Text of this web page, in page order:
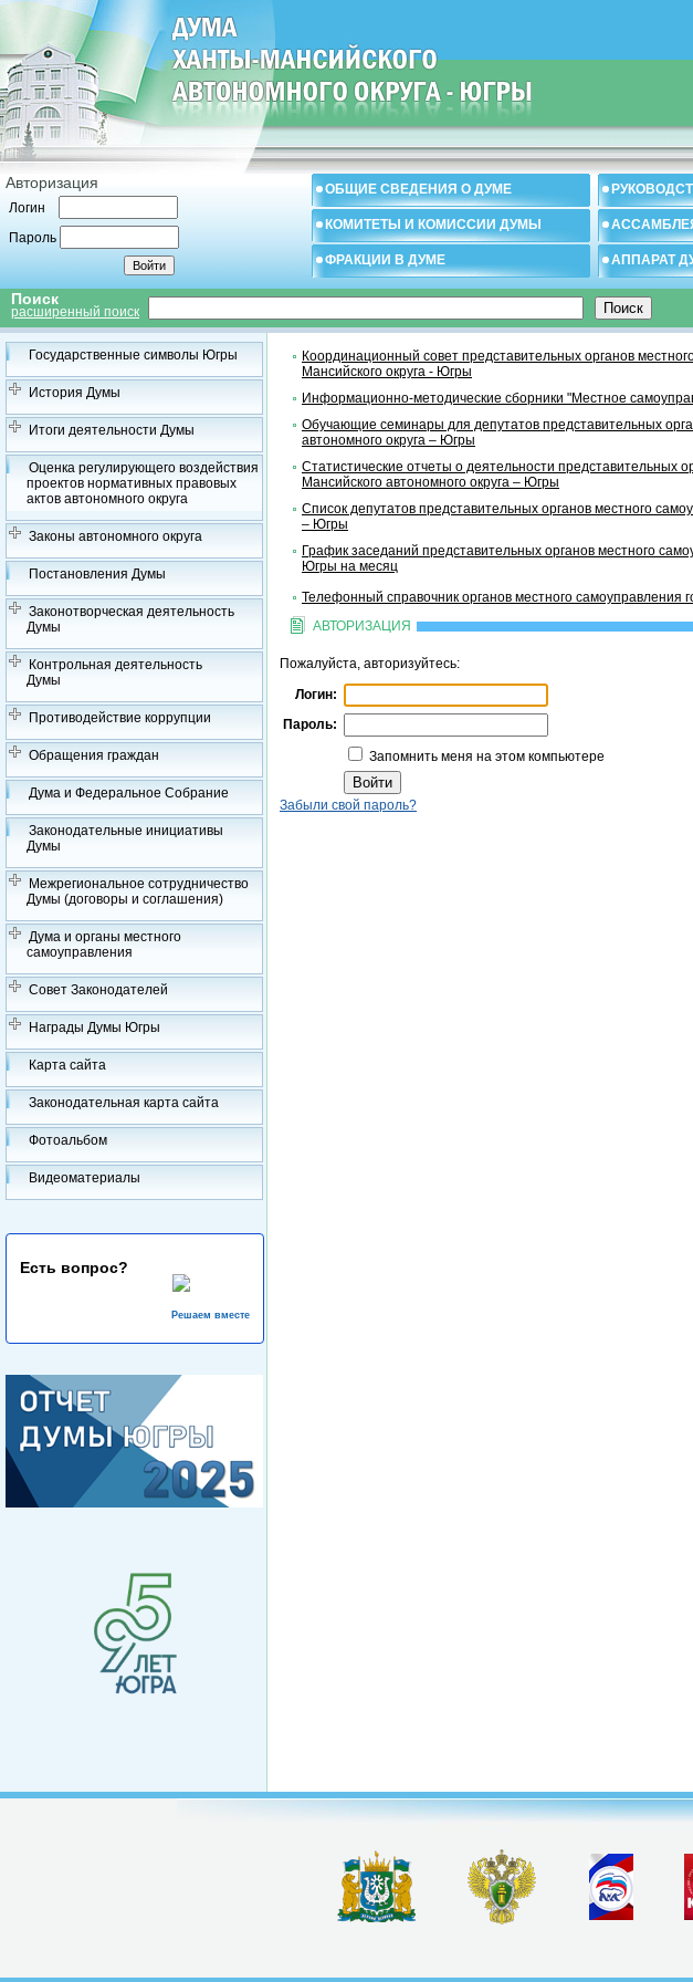
Авторизация
Логин
Пароль
ОБЩИЕ СВЕДЕНИЯ О ДУМЕ
КОМИТЕТЫ И КОМИССИИ ДУМЫ
ФРАКЦИИ В ДУМЕ АППАРАТ
Поиск
расширенный поиск
Государственные символы Югры
История Думы
Итоги деятельности Думы
Оценка регулирующего воздействия
проектов нормативных правовых
актов автономного округа
Законы автономного округа
Постановления Думы
Законотворческая деятельность
Думы
Контрольная деятельность
Думы
Противодействие коррупции
Обращения граждан
Дума и Федеральное Собрание
Законодательные инициативы
Думы
Межрегиональное сотрудничество
Думы (договоры и соглашения)
Дума и органы местного
самоуправления
Совет Законодателей
Награды Думы Югры
Карта сайта
Законодательная карта сайта
Фотоальбом
Видеоматериалы
Есть вопрос?
Решаем вместе
Координационный совет представительных органов
Мансийского округа - Югры
Информационно-методические сборники "Местное
Обучающие семинары для депутатов представительных
автономного округа – Югры
Статистические отчеты о деятельности представительных
Мансийского автономного округа – Югры
Список депутатов представительных органов местного
– Югры
График заседаний представительных органов местного
Югры на месяц
Телефонный справочник органов местного самоуправления
АВТОРИЗАЦИЯ
Пожалуйста, авторизуйтесь:
Логин:
Пароль:
Запомнить меня на этом компьютере
Забыли свой пароль?